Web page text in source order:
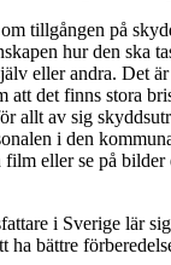
tillgången på
hur den ska
eller andra. Det
att det finns stora
allt av sig
i den
film eller se på
i Sverige lär
ha bättre